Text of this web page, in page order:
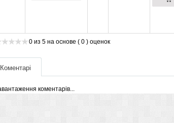
0 из 5 на основе ( 0 ) оценок
Коментарі
коментарів...